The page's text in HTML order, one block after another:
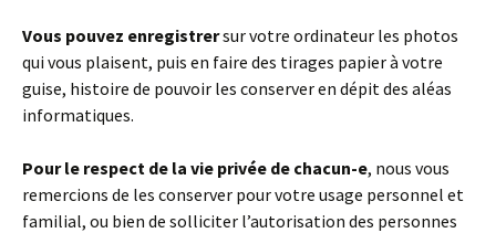
Vous pouvez enregistrersur votre ordinateur les photos
qui vous plaisent, puis en faire des tirages papier à votre
guise, histoire de pouvoir les conserver en dépit des aléas
informatiques.
Pour le respect de la vie privée de chacun-e, nous vous
remercions de les conserver pour votre usage personnel et
familial, ou bien de solliciter l’autorisation des personnes